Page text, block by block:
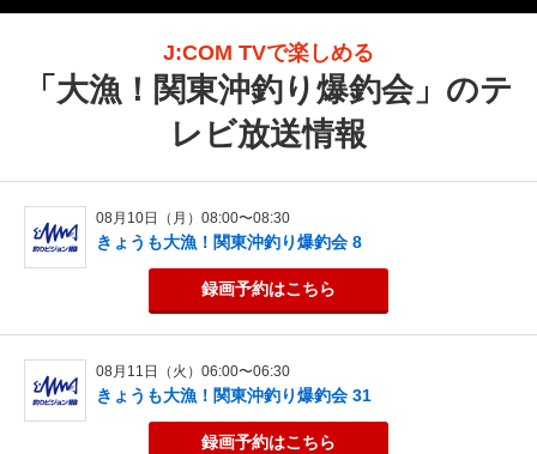
J:COM TVで楽しめる
「 大漁！関東沖釣り爆釣会」のテ
レビ放送情報
08月10日（月）08:00〜08:30
きょうも大漁！関東沖釣り爆釣会 8
録画予約はこちら
08月11日（火）06:00〜06:30
きょうも大漁！関東沖釣り爆釣会 31
録画予約はこちら